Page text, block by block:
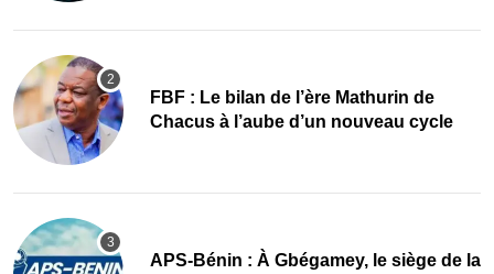
FBF : Le bilan de l’ère Mathurin de
Chacus à l’aube d’un nouveau cycle
APS-Bénin : À Gbégamey, le siège de la